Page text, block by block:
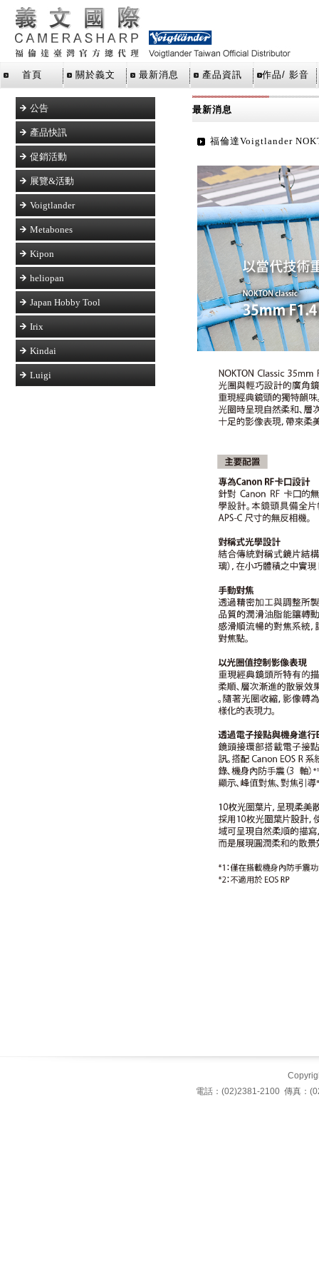
首頁 關於義文 最新消息 產品資訊 作品/ 影音
公告
產品快訊
促銷活動
展覽&活動
Voigtlander
Metabones
Kipon
heliopan
Japan Hobby Tool
Irix
Kindai
Luigi
最新消息
福倫達Voigtlander
電話：(02)2381-2100 傳真：